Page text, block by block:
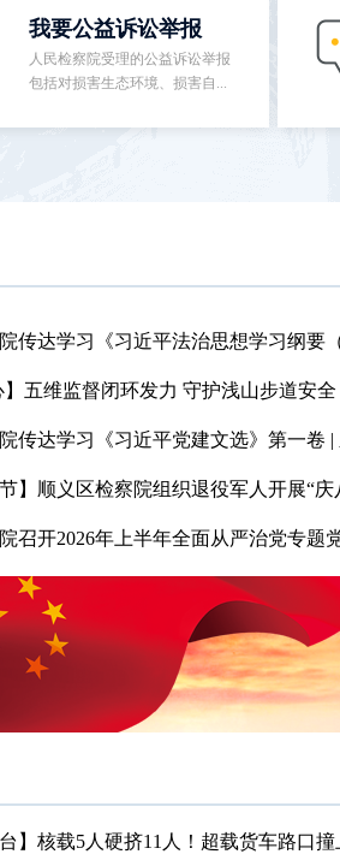
我要公益诉讼举报
人民检察院受理的公益诉讼举报
包括对损害生态环境、损害自...
传达学习《习近平法治思想学习纲要
】五维监督闭环发力 守护浅山步道安
传达学习《习近平党建文选》第一卷 |
节】顺义区检察院组织退役军人开展“庆
召开2026年上半年全面从严治党专题
台】核载5人硬挤11人！超载货车路口